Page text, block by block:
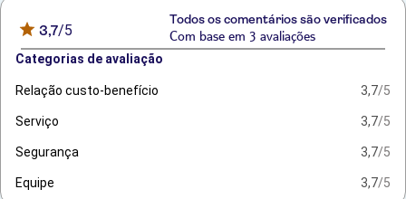
3,7/5
Todos os comentários são verificados
Com base em 3 avaliações
Categorias de avaliação
Relação custo-benefício 3,7/5
Serviço 3,7/5
Segurança 3,7/5
Equipe 3,7/5